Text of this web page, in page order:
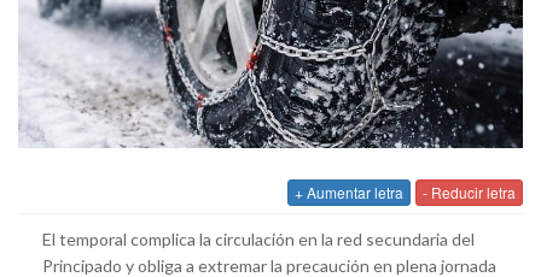
+ Aumentar letra - Reducir letra
El temporal complica la circulación en la red secundaria del
Principado y obliga a extremar la precaución en plena jornada